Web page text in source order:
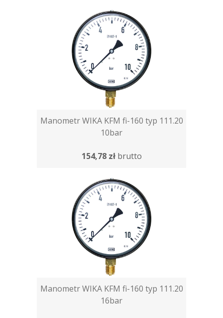
Manometr WIKA KFM fi-160 typ 111.20
10bar
154,78 zł brutto
Manometr WIKA KFM fi-160 typ 111.20
16bar